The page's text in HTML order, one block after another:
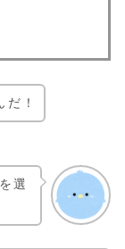
！
選